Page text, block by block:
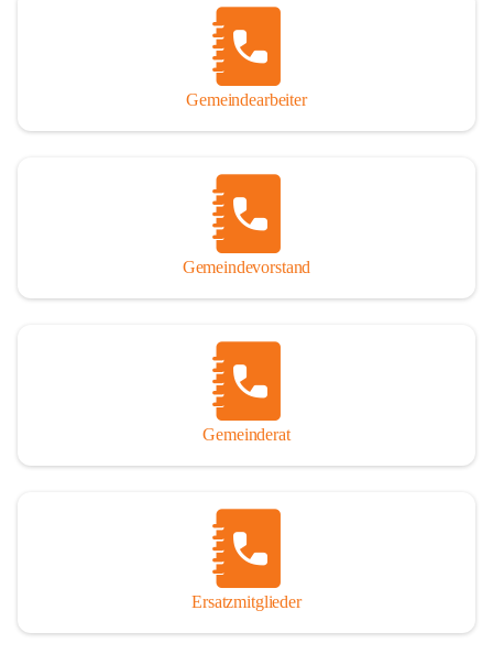
Andreas Rohatsch wurde auf das System der Fußnoten verzichtet.
Wo eine genaue Quellenangabe sinnvoll und notwendig erschien,
sind die entsprechenden Quellenhinweise in den fließenden Text
eingearbeitet. Der leichteren Lesbarkeit halber ist auch von einer
streng gendergerechten Ausdrucksform Abstand genommen
So darf ich Sie zu einer interessanten, vergnüglichen und
manchmal auch nachdenklich machenden Zeitreise durch die
Jahrhunderte, ja Jahrtausende alte Geschichte von der Steinzeit
einladen.
Gemeindearbeiter
Gemeindevorstand
Gemeinderat
Ersatzmitglieder